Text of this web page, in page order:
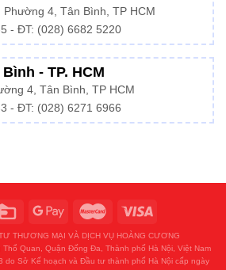
Phường 4, Tân Bình, TP HCM
- ĐT: (028) 6682 5220
- TP. HCM
4, Tân Bình, TP HCM
- ĐT: (028) 6271 6966
THƯƠNG MẠI VÀ DỊCH VỤ HOÀNG CƯƠNG
Quan, Quận Đống Đa, Thành phố Hà Nội, Việt Nam
do Sở Kế hoạch và Đầu tư thành phố Hà Nội cấp ngày